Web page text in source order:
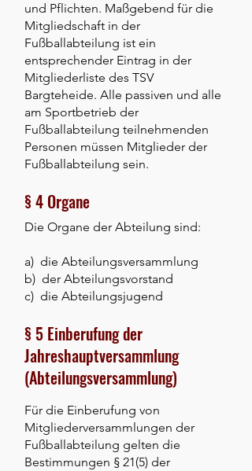
und Pflichten. Maßgebend für die
Mitgliedschaft in der
Fußballabteilung ist ein
entsprechender Eintrag in der
Mitgliederliste des TSV
Bargteheide. Alle passiven und alle
am Sportbetrieb der
Fußballabteilung teilnehmenden
Personen müssen Mitglieder der
Fußballabteilung sein.
§ 4 Organe
Die Organe der Abteilung sind:
a) die Abteilungsversammlung
b) der Abteilungsvorstand
c) die Abteilungsjugend
§ 5 Einberufung der
Jahreshauptversammlung
(Abteilungsversammlung)
Für die Einberufung von
Mitgliederversammlungen der
Fußballabteilung gelten die
Bestimmungen § 21(5) der